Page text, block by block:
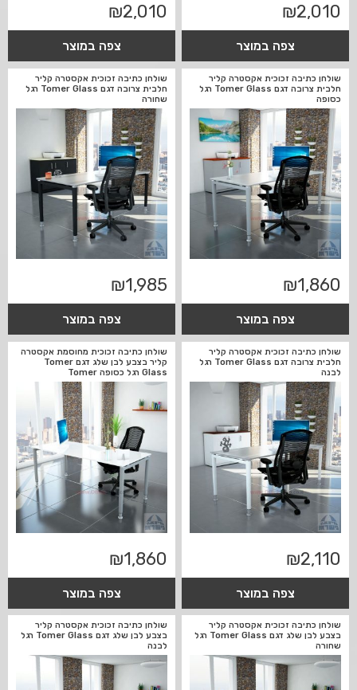
₪2,010
צפה במוצר
₪2,010
צפה במוצר
שולחן כתיבה זכוכית אקסטרה קליר
חלבית צרובה דגם Tomer Glass רגל
כסופה
₪1,860
צפה במוצר
שולחן כתיבה זכוכית אקסטרה קליר
חלבית צרובה דגם Tomer Glass רגל
שחורה
₪1,985
צפה במוצר
שולחן כתיבה זכוכית אקסטרה קליר
חלבית צרובה דגם Tomer Glass רגל
לבנה
₪2,110
צפה במוצר
שולחן כתיבה זכוכית מחוסמת אקסטרה
קליר בצבע לבן שלג דגם Tomer
Glass רגל כסופה Tomer
₪1,860
צפה במוצר
שולחן כתיבה זכוכית אקסטרה קליר
בצבע לבן שלג דגם Tomer Glass רגל
שחורה
שולחן כתיבה זכוכית אקסטרה קליר
בצבע לבן שלג דגם Tomer Glass רגל
לבנה